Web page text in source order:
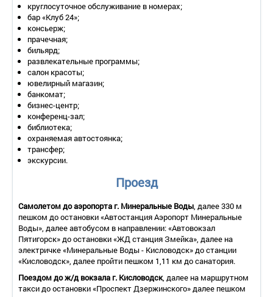
туалетным набором (шампунь, гель для душа, мыло, шапочка
для душа);
2-местный 2-комнатный «Люкс»
расположены в корпусах А, В, с 6 по 7 этаж). Современный
интерьер номера выдержан в бежевой и красной гамме.
Номер состоит из гостиной и спальной комнат.
В номере: одна 2-спальная кровать в спальне,
раскладывающийся 2-спальный диван в гостиной, телевизор,
спутниковые и эфирные каналы телевидения, DVD - плеер,
мини-холодильник, телефон, сейф, система кондиционирования
воздуха, возможность подключения к беспроводному
интернету (Wi-Fi), электрический чайник, чайный набор,
санузел с джакузи, феном для сушки волос, халатом,
тапочками, туалетным набором (шампунь, гель для душа,
мыло, шапочка для душа), гостевой туалет;
с балконом(площадь — 44 кв. м., расположен в корпусе В, на
7 этаже). Современный интерьер номера выдержан в
бежевой и красной гамме. Есть выход на балкон.
Номер состоит из гостиной и спальной комнат.
В номере: одна 2-спальная кровать в спальне,
спутниковые и эфирные каналы телевидения, DVD - плеер,
возможность подключения к беспроводному интернету (Wi-Fi),
круглосуточное обслуживание в номерах;
бар «Клуб 24»;
консьерж;
прачечная;
бильярд;
развлекательные программы;
салон красоты;
ювелирный магазин;
банкомат;
бизнес-центр;
конференц-зал;
библиотека;
охраняемая автостоянка;
трансфер;
экскурсии.
Проезд
Самолетом до аэропорта г. Минеральные Воды, далее 330 м
пешком до остановки «Автостанция Аэропорт Минеральные
Воды», далее автобусом в направлении: «Автовокзал
Пятигорск» до остановки «ЖД станция Змейка», далее на
электричке «Минеральные Воды - Кисловодск» до станции
«Кисловодск», далее пройти пешком 1,11 км до санатория.
Поездом до ж/д вокзала г. Кисловодск, далее на маршрутном
такси до остановки «Проспект Дзержинского» далее пешком